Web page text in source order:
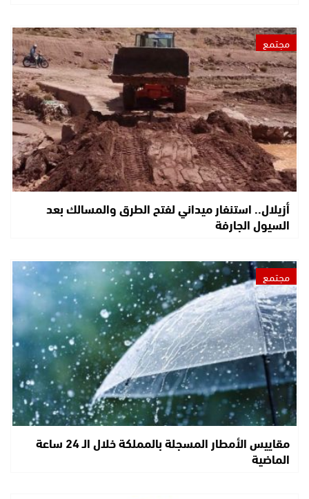
مجتمع
أزيلال.. استنفار ميداني لفتح الطرق والمسالك بعد
السيول الجارفة
مجتمع
مقاييس الأمطار المسجلة بالمملكة خلال الـ 24 ساعة
الماضية